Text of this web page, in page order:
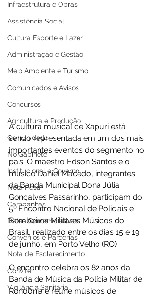
Infraestrutura e Obras
Assistência Social
Cultura Esporte e Lazer
Administração e Gestão
Meio Ambiente e Turismo
Comunicados e Avisos
Concursos
Agricultura e Produção
Comunidade
No Gabinete
Institucional e Governo
Nota Pesar
Campanhas
Datas Comemorativas
Convênios e Parcerias
Nota de Esclarecimento
Convite
Vigilância Sanitária
A cultura musical de Xapuri está
sendo representada em um dos mais
importantes eventos do segmento no
país. O maestro Edson Santos e o
músico Daniel Macedo, integrantes
da Banda Municipal Dona Júlia
Gonçalves Passarinho, participam do
5º Encontro Nacional de Policiais e
Bombeiros Militares Músicos do
Brasil, realizado entre os dias 15 e 19
de junho, em Porto Velho (RO).
O encontro celebra os 82 anos da
Banda de Música da Polícia Militar de
Rondônia e reúne músicos de